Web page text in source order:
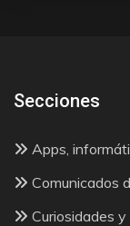
Secciones
Apps,
Comunicados
Curiosidades y